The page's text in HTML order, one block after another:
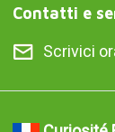
Contatti e
Scrivici